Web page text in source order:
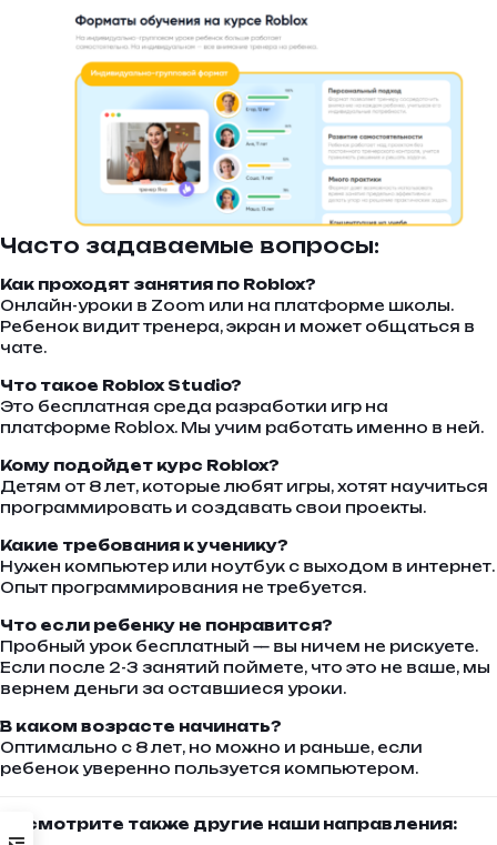
Часто задаваемые вопросы:
Как проходят занятия по Roblox?
Онлайн-уроки в Zoom или на платформе школы.
Ребенок видит тренера, экран и может общаться в
чате.
Что такое Roblox Studio?
Это бесплатная среда разработки игр на
платформе Roblox. Мы учим работать именно в ней.
Кому подойдет курс Roblox?
Детям от 8 лет, которые любят игры, хотят научиться
программировать и создавать свои проекты.
Какие требования к ученику?
Нужен компьютер или ноутбук с выходом в интернет.
Опыт программирования не требуется.
Что если ребенку не понравится?
Пробный урок бесплатный — вы ничем не рискуете.
Если после 2-3 занятий поймете, что это не ваше, мы
вернем деньги за оставшиеся уроки.
В каком возрасте начинать?
Оптимально с 8 лет, но можно и раньше, если
ребенок уверенно пользуется компьютером.
Посмотрите также другие наши направления: